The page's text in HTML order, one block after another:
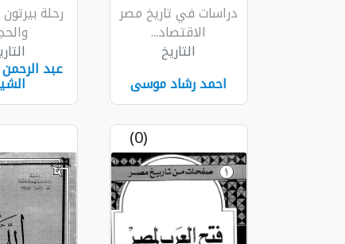
دراسات في تاريخ مصر
الاقتصاد...
التاريخ
احمد رشاد موسى
رحلة
عبد
(0)